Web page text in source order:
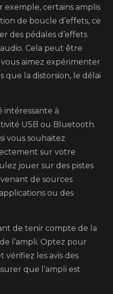
exemple, certains amplis
de boucle d’effets, ce
des pédales d’effets
Cela peut être
aimez expérimenter
que la distorsion, le délai
à
USB ou Bluetooth.
vous souhaitez
sur votre
jouer sur des pistes
de sources
ou des
de tenir compte de la
l’ampli. Optez pour
vérifiez les avis des
que l’ampli est